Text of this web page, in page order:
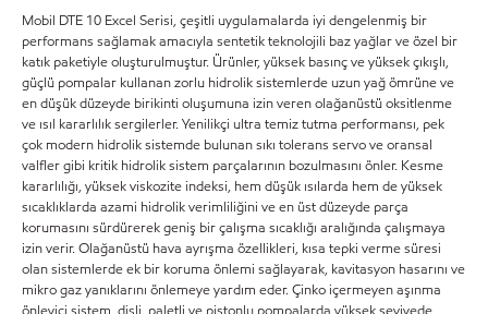
Mobil DTE 10 Excel Serisi, çeşitli uygulamalarda iyi dengelenmiş bir
performans sağlamak amacıyla sentetik teknolojili baz yağlar ve özel bir
katık paketiyle oluşturulmuştur. Ürünler, yüksek basınç ve yüksek çıkışlı,
güçlü pompalar kullanan zorlu hidrolik sistemlerde uzun yağ ömrüne ve
en düşük düzeyde birikinti oluşumuna izin veren olağanüstü oksitlenme
ve ısıl kararlılık sergilerler. Yenilikçi ultra temiz tutma performansı, pek
çok modern hidrolik sistemde bulunan sıkı tolerans servo ve oransal
valfler gibi kritik hidrolik sistem parçalarının bozulmasını önler. Kesme
kararlılığı, yüksek viskozite indeksi, hem düşük ısılarda hem de yüksek
sıcaklıklarda azami hidrolik verimliliğini ve en üst düzeyde parça
korumasını sürdürerek geniş bir çalışma sıcaklığı aralığında çalışmaya
izin verir. Olağanüstü hava ayrışma özellikleri, kısa tepki verme süresi
olan sistemlerde ek bir koruma önlemi sağlayarak, kavitasyon hasarını ve
mikro gaz yanıklarını önlemeye yardım eder. Çinko içermeyen aşınma